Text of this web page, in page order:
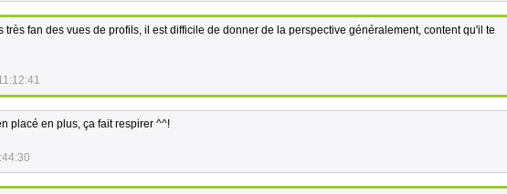
très fan des vues de profils, il est difficile de donner de la perspective généralement, content qu'il te
placé en plus, ça fait respirer ^^!